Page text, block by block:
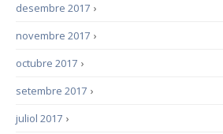
›
desembre 2017
›
novembre 2017
›
octubre 2017
›
setembre 2017
›
juliol 2017